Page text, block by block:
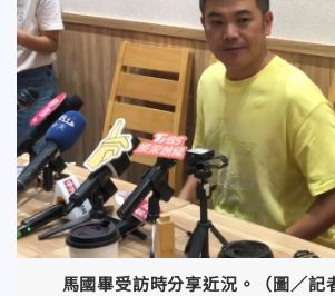
馬國畢受訪時分享近況。（圖／記